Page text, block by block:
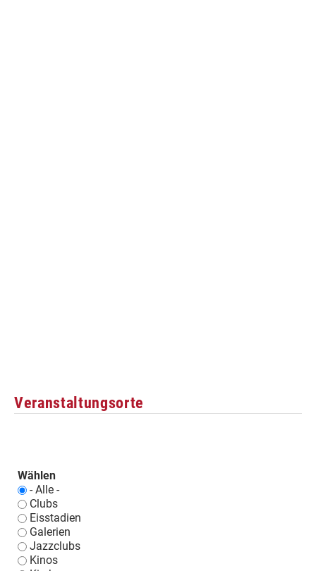
Veranstaltungsorte
Wählen
- Alle -
Clubs
Eisstadien
Galerien
Jazzclubs
Kinos